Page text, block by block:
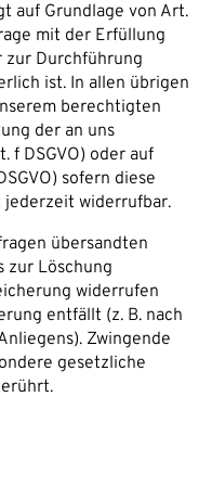
auf Grundlage von Art.
mit der Erfüllung
zur Durchführung
ist. In allen übrigen
berechtigten
der an uns
f DSGVO) oder auf
sofern diese
jederzeit widerrufbar.
übersandten
zur Löschung
widerrufen
entfällt (z. B. nach
Zwingende
gesetzliche